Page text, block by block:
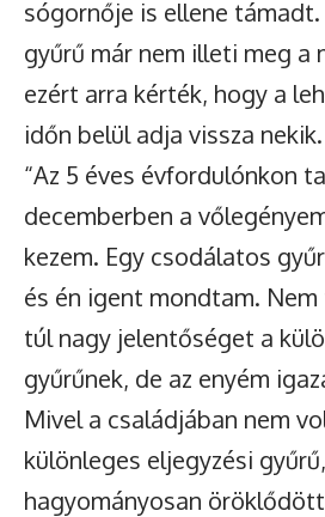
sógornője is ellene támadt.
gyűrű már nem illeti meg a
ezért arra kérték, hogy a
időn belül adja vissza nekik.
“Az 5 éves évfordulónkon
decemberben a
kezem. Egy csodálatos
és én igent mondtam.
túl nagy jelentőséget a
gyűrűnek, de az enyém
Mivel a családjában nem
különleges eljegyzési
hagyományosan